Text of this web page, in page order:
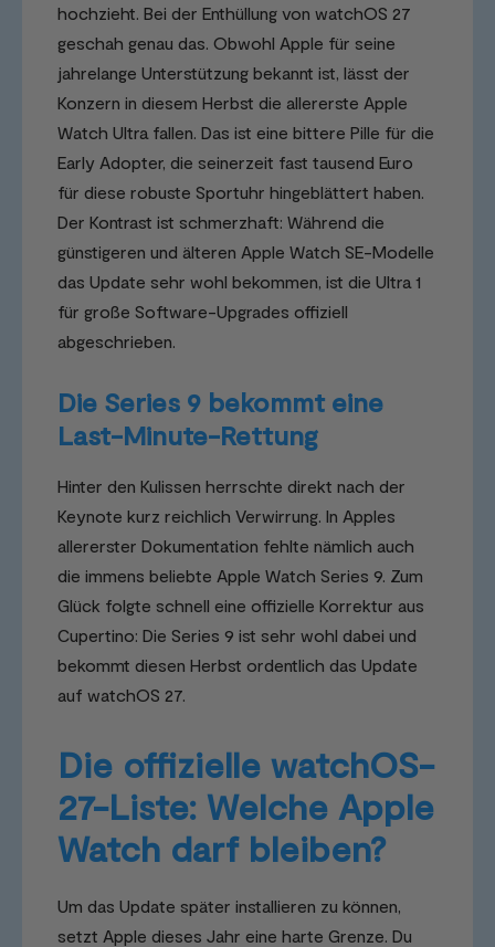
hochzieht. Bei der Enthüllung von watchOS 27
geschah genau das. Obwohl Apple für seine
jahrelange Unterstützung bekannt ist, lässt der
Konzern in diesem Herbst die allererste Apple
Watch Ultra fallen. Das ist eine bittere Pille für die
Early Adopter, die seinerzeit fast tausend Euro
für diese robuste Sportuhr hingeblättert haben.
Der Kontrast ist schmerzhaft: Während die
günstigeren und älteren Apple Watch SE-Modelle
das Update sehr wohl bekommen, ist die Ultra 1
für große Software-Upgrades offiziell
abgeschrieben.
Die Series 9 bekommt eine
Last-Minute-Rettung
Hinter den Kulissen herrschte direkt nach der
Keynote kurz reichlich Verwirrung. In Apples
allererster Dokumentation fehlte nämlich auch
die immens beliebte Apple Watch Series 9. Zum
Glück folgte schnell eine offizielle Korrektur aus
Cupertino: Die Series 9 ist sehr wohl dabei und
bekommt diesen Herbst ordentlich das Update
auf watchOS 27.
Die offizielle watchOS-
27-Liste: Welche Apple
Watch darf bleiben?
Um das Update später installieren zu können,
setzt Apple dieses Jahr eine harte Grenze. Du